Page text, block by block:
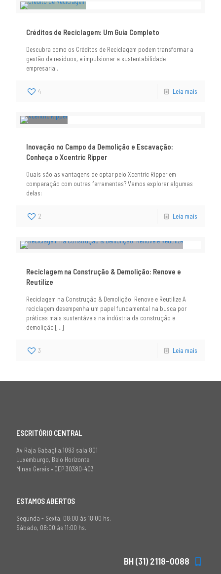
Créditos de Reciclagem: Um Guia Completo
Descubra como os Créditos de Reciclagem podem transformar a
gestão de resíduos, e impulsionar a sustentabilidade
empresarial.
4 Leia mais
Inovação no Campo da Demolição e Escavação:
Conheça o Xcentric Ripper
Quais são as vantagens de optar pelo Xcentric Ripper em
comparação com outras ferramentas? Vamos explorar algumas
delas:
2 Leia mais
Reciclagem na Construção & Demolição: Renove e
Reutilize
Reciclagem na Construção & Demolição: Renove e Reutilize A
reciclagem desempenha um papel fundamental na busca por
práticas mais sustentáveis na indústria da construção e
demolição […]
3 Leia mais
ESCRITÓRIO CENTRAL
Av Raja Gabaglia,1093 sala 801
Luxemburgo, Belo Horizonte
Minas Gerais • CEP 30380-403
ESTAMOS ABERTOS
Segunda - Sexta, 08:00 às 18:00 hs.
Sábado, 08:00 às 11:00 hs.
BH (31) 2118-0088